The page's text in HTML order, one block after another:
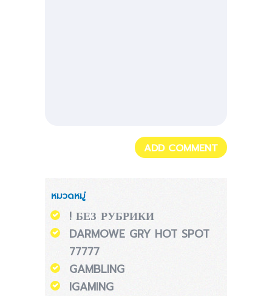
หมวดหมู่
! БЕЗ РУБРИКИ
DARMOWE GRY HOT SPOT
77777
GAMBLING
IGAMING